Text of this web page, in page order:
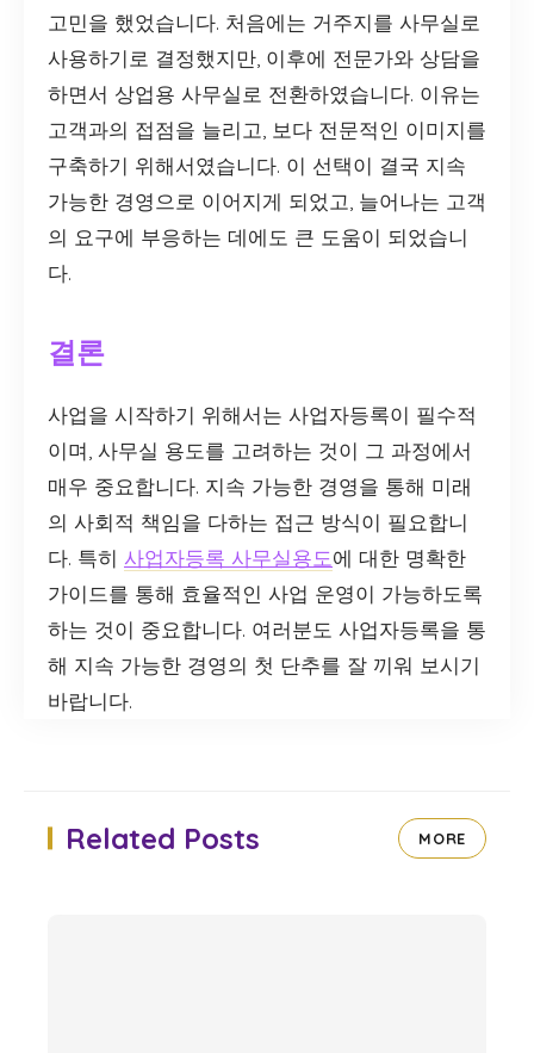
고민을 했었습니다. 처음에는 거주지를 사무실로
사용하기로 결정했지만, 이후에 전문가와 상담을
하면서 상업용 사무실로 전환하였습니다. 이유는
고객과의 접점을 늘리고, 보다 전문적인 이미지를
구축하기 위해서였습니다. 이 선택이 결국 지속
가능한 경영으로 이어지게 되었고, 늘어나는 고객
의 요구에 부응하는 데에도 큰 도움이 되었습니
다.
결론
사업을 시작하기 위해서는 사업자등록이 필수적
이며, 사무실 용도를 고려하는 것이 그 과정에서
매우 중요합니다. 지속 가능한 경영을 통해 미래
의 사회적 책임을 다하는 접근 방식이 필요합니
다. 특히 사업자등록 사무실용도에 대한 명확한
가이드를 통해 효율적인 사업 운영이 가능하도록
하는 것이 중요합니다. 여러분도 사업자등록을 통
해 지속 가능한 경영의 첫 단추를 잘 끼워 보시기
바랍니다.
Related Posts MORE